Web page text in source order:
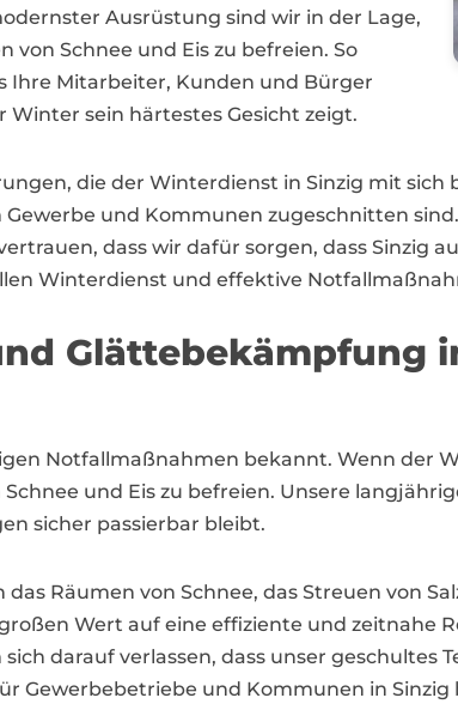
Ausrüstung sind wir in der Lage,
von Schnee und Eis zu befreien. So
Ihre Mitarbeiter, Kunden und Bürger
sein härtestes Gesicht zeigt.
die der Winterdienst in Sinzig mit
und Kommunen zugeschnitten
dass wir dafür sorgen, dass Sinzig
Winterdienst und effektive
Glättebekämpfung
Notfallmaßnahmen bekannt. Wenn der
und Eis zu befreien. Unsere
sicher passierbar bleibt.
Räumen von Schnee, das Streuen von
Wert auf eine effiziente und zeitnahe
darauf verlassen, dass unser
Gewerbebetriebe und Kommunen in